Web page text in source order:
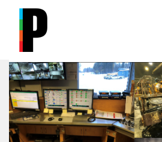
Aller au contenu principal
Mine Intelligente et Autonome